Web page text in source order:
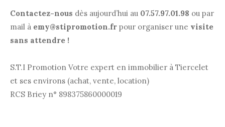
Contactez-nous dès aujourd’hui au 07.57.97.01.98 ou par
mail à emy@stipromotion.fr pour organiser une visite
sans attendre !
S.T.I Promotion Votre expert en immobilier à Tiercelet
et ses environs (achat, vente, location)
RCS Briey n° 898375860000019